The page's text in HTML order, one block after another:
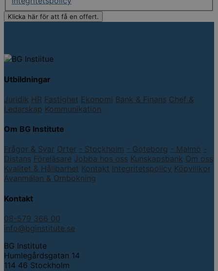
Utbildningar
Juridik HR Fastighet Ekonomi Bank & Finans Chef &
Ledarskap Kommunikation
Om BG Institute
Frågor & Svar Orter - Stockholm - Göteborg - Malmö -
Distans Föreläsare Jobba hos oss Kunskapsbank Om oss
Kvalitet & Hållbarhet Kontakt Integritetspolicy Köpvillkor
Avanmälan & Ombokning
Kontakt
08-579 366 00
info@bginstitute.se
BG Institute
Humlegårdsgatan 14
114 46 Stockholm